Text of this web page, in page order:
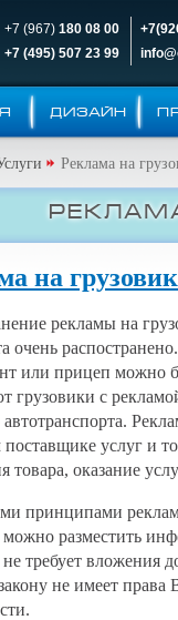
+7 (967) 180 08 00
+7 (495) 507 23 99
ДИЗАЙН
Реклама на
на
рекламы на
очень
или прицеп можно
грузовики с
услуг и
товара, оказание
принципами
можно разместить
требует вложения
не имеет